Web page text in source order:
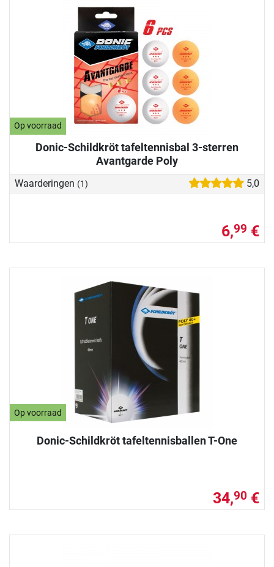
Op voorraad
Donic-Schildkröt tafeltennisbal 3-sterren
Avantgarde Poly
Waarderingen (1) 5,0
6,99 €
Op voorraad
Donic-Schildkröt tafeltennisballen T-One
34,90 €